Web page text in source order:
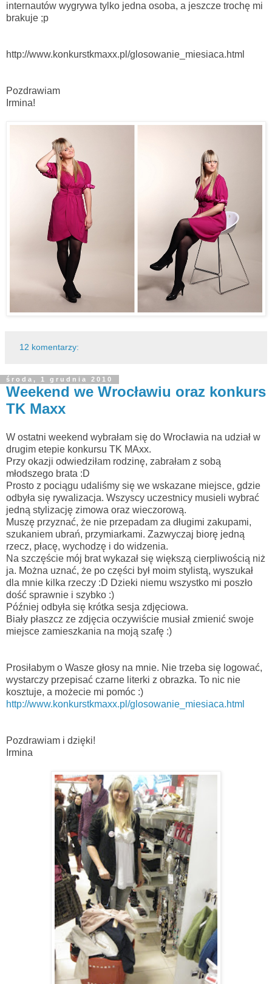
internautów wygrywa tylko jedna osoba, a jeszcze trochę mi
brakuje ;p
http://www.konkurstkmaxx.pl/glosowanie_miesiaca.html
Pozdrawiam
Irmina!
12 komentarzy:
środa, 1 grudnia 2010
Weekend we Wrocławiu oraz konkurs
TK Maxx
W ostatni weekend wybrałam się do Wrocławia na udział w
drugim etepie konkursu TK MAxx.
Przy okazji odwiedziłam rodzinę, zabrałam z sobą
młodszego brata :D
Prosto z pociągu udaliśmy się we wskazane miejsce, gdzie
odbyła się rywalizacja. Wszyscy uczestnicy musieli wybrać
jedną stylizację zimowa oraz wieczorową.
Muszę przyznać, że nie przepadam za długimi zakupami,
szukaniem ubrań, przymiarkami. Zazwyczaj biorę jedną
rzecz, płacę, wychodzę i do widzenia.
Na szczęście mój brat wykazał się większą cierpliwością niż
ja. Można uznać, że po części był moim stylistą, wyszukał
dla mnie kilka rzeczy :D Dzieki niemu wszystko mi poszło
dość sprawnie i szybko :)
Później odbyła się krótka sesja zdjęciowa.
Biały płaszcz ze zdjęcia oczywiście musiał zmienić swoje
miejsce zamieszkania na moją szafę :)
Prosiłabym o Wasze głosy na mnie. Nie trzeba się logować,
wystarczy przepisać czarne literki z obrazka. To nic nie
kosztuje, a możecie mi pomóc :)
http://www.konkurstkmaxx.pl/glosowanie_miesiaca.html
Pozdrawiam i dzięki!
Irmina